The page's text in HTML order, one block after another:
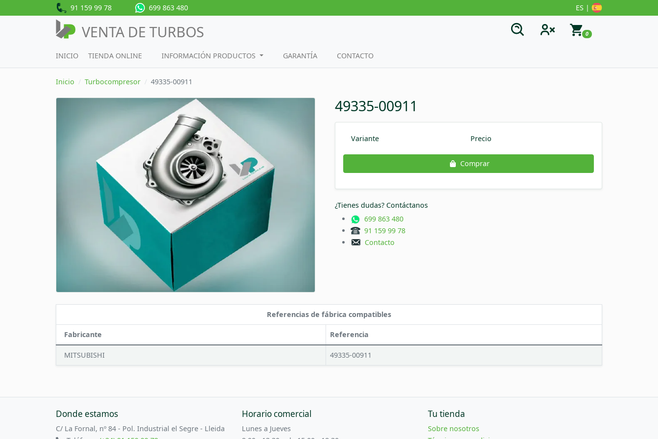
91 159 99 78 699 863 480 ES |
VENTA DE TURBOS 0
INICIO TIENDA ONLINE INFORMACIÓN PRODUCTOS GARANTÍA CONTACTO
Inicio Turbocompresor 49335-00911
49335-00911
Variante Precio
Comprar
¿Tienes dudas? Contáctanos
699 863 480
91 159 99 78
Contacto
Referencias de fábrica compatibles
Fabricante Referencia
MITSUBISHI 49335-00911
Donde estamos
C/ La Fornal, nº 84 - Pol. Industrial el Segre - Lleida
Horario comercial
Lunes a Jueves
Tu tienda
Sobre nosotros